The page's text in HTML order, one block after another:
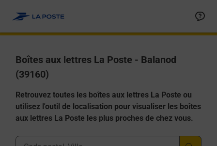
Boîtes aux lettres La Poste - Balanod
(39160)
Retrouvez toutes les boîtes aux lettres La Poste ou
utilisez l'outil de localisation pour visualiser les boîtes
aux lettres La Poste les plus proches de chez vous.
Ville, Département, Code Postal